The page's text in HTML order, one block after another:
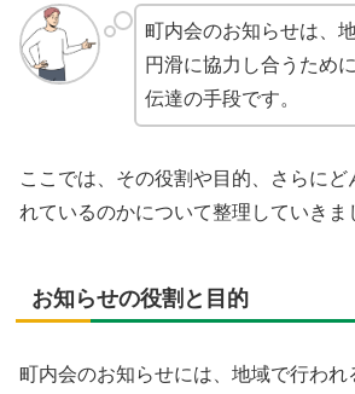
町内会のお知らせは、
円滑に協力し合うため
伝達の手段です。
ここでは、その役割や目的、さらに
れているのかについて整理していきま
お知らせの役割と目的
町内会のお知らせには、地域で行われ